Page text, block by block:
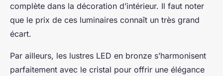
complète dans la décoration d’intérieur. Il faut noter
que le prix de ces luminaires connaît un très grand
écart.
Par ailleurs, les lustres LED en bronze s’harmonisent
parfaitement avec le cristal pour offrir une élégance